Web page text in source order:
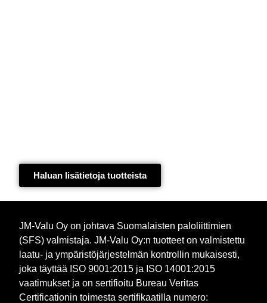
Haluan lisätietoja tuotteista​
JM-Valu Oy on johtava Suomalaisten paloliittimien
(SFS) valmistaja. JM-Valu Oy:n tuotteet on valmistettu
laatu- ja ympäristöjärjestelmän kontrollin mukaisesti,
joka täyttää ISO 9001:2015 ja ISO 14001:2015
vaatimukset ja on sertifioitu Bureau Veritas
Certificationin toimesta sertifikaatilla numero: